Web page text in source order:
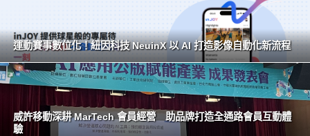
運動賽事數位化！紐因科技 NeuinX 以 AI 打造影像自動化新流程
威許移動深耕 MarTech 會員經營 助品牌打造全通路會員互動體
驗